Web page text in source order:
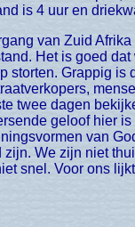
is 4 uur en
Het is goed
storten. Grappig is
twee dagen
geloof hier
van
zijn. We zijn niet
snel. Voor ons